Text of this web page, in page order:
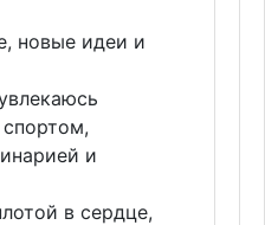
новые идеи и
и
в сердце,